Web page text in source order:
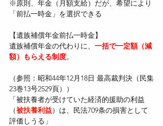
※原則、年金（月額支給）だが、希望により
「前払一時金」を選択できる
【遺族補償年金前払一時金】
遺族補償年金の代わりに、 一括で一定額（減
額）もらえる制度。
（参照：昭和44年12月18日 最高裁判決（民集
23巻13号2529頁））
「被扶養者が受けていた経済的援助の利益
（被扶養利益）は、民法709条の損害として
評価しうる」